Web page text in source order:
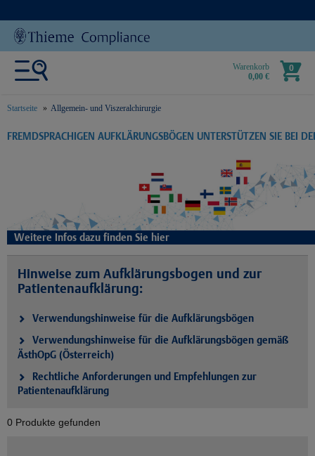
Warenkorb
0,00 €
0
Startseite Allgemein- und Viszeralchirurgie
text.skipToContent
text.skipToNavigation
FREMDSPRACHIGEN AUFKLÄRUNGSBÖGEN UNTERSTÜTZEN SIE BEI
Weitere Infos dazu finden Sie hier
Hinweise zum Aufklärungsbogen und zur
Patientenaufklärung:
Verwendungshinweise für die Aufklärungsbögen
Verwendungshinweise für die Aufklärungsbögen gemäß
ÄsthOpG (Österreich)
Rechtliche Anforderungen und Empfehlungen zur
Patientenaufklärung
0 Produkte gefunden